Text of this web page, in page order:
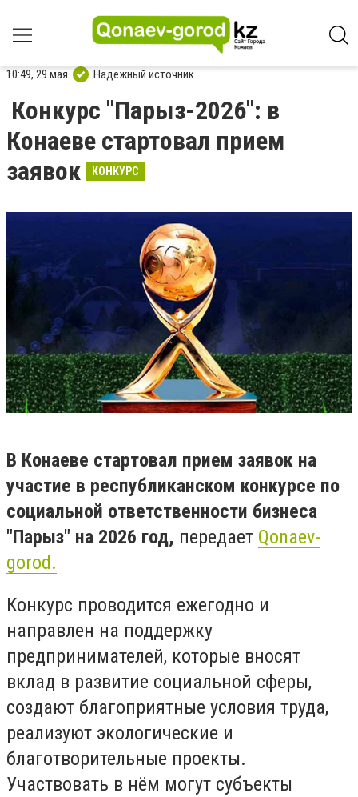
10:49, 29 мая Надежный источник
Конкурс "Парыз-2026": в
Конаеве стартовал прием
заявок
КОНКУРС
В Конаеве стартовал прием заявок на
участие в республиканском конкурсе по
социальной ответственности бизнеса
"Парыз" на 2026 год, передает Qonaev-
gorod.
Конкурс проводится ежегодно и
направлен на поддержку
предпринимателей, которые вносят
вклад в развитие социальной сферы,
создают благоприятные условия труда,
реализуют экологические и
благотворительные проекты.
Участвовать в нём могут субъекты